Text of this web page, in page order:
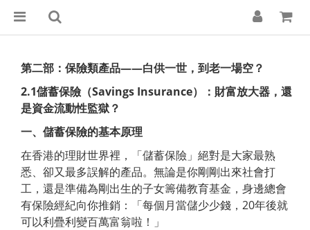
第二部：保險類產品——白供一世，到老一場空？
2.1儲蓄保險（Savings Insurance）：財富放大器，還
是資金流動性監獄？
一、儲蓄保險的基本原理
在香港的理財世界裡，「儲蓄保險」絕對是大家最熟
悉、卻又最多誤解的產品。無論是你剛剛出來社會打
工，還是準備為剛出生的子女籌備教育基金，身邊總會
有保險經紀向你推銷：「每個月當儲少少錢，20年後就
可以利疊利變百萬富翁啦！」